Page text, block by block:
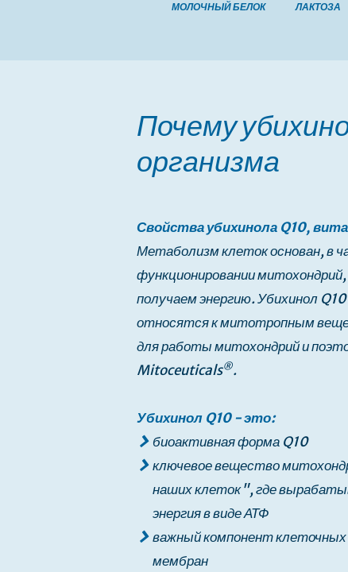
МОЛОЧНЫЙ БЕЛОК ЛАКТОЗА
Почему
организма
Свойства убихинола Q10,
Метаболизм клеток основан, в
функционировании
получаем энергию. Убихинол
относятся к митотропным
для работы митохондрий и
Mitoceuticals®.
Убихинол Q10 - это:
биоактивная форма Q10
ключевое вещество
наших клеток", где
энергия в виде АТФ
важный компонент
мембран